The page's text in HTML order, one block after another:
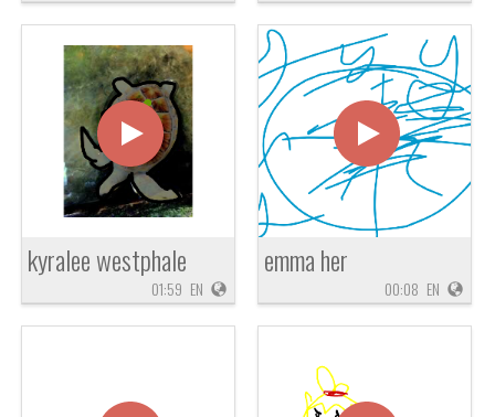
kyralee westphale
01:59 EN
emma her
00:08 EN